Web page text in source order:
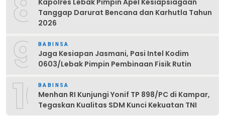
Kapolres Lebak Pimpin Apel Kesiapsiagaan
Tanggap Darurat Bencana dan Karhutla Tahun
2026
9 BABINSA
Jaga Kesiapan Jasmani, Pasi Intel Kodim
0603/Lebak Pimpin Pembinaan Fisik Rutin
10BABINSA
Menhan RI Kunjungi Yonif TP 898/PC di Kampar,
Tegaskan Kualitas SDM Kunci Kekuatan TNI